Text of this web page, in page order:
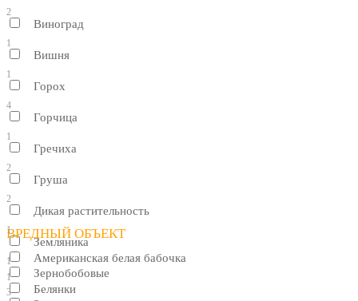
2
Виноград
1
Вишня
1
Горох
4
Горчица
1
Гречиха
2
Груша
2
Дикая растительность
1
Земляника
1
Зернобобовые
3
ВРЕДНЫЙ ОБЪЕКТ
Американская белая бабочка
1
Белянки